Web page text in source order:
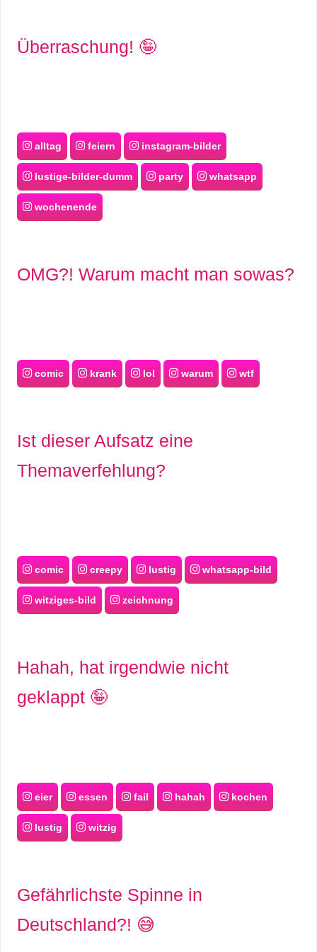
Überraschung! 🤪
alltag feiern instagram-bilder
lustige-bilder-dumm party whatsapp
wochenende
OMG?! Warum macht man sowas?
comic krank lol warum wtf
Ist dieser Aufsatz eine
Themaverfehlung?
comic creepy lustig whatsapp-bild
witziges-bild zeichnung
Hahah, hat irgendwie nicht
geklappt 🤪
eier essen fail hahah kochen
lustig witzig
Gefährlichste Spinne in
Deutschland?! 😅